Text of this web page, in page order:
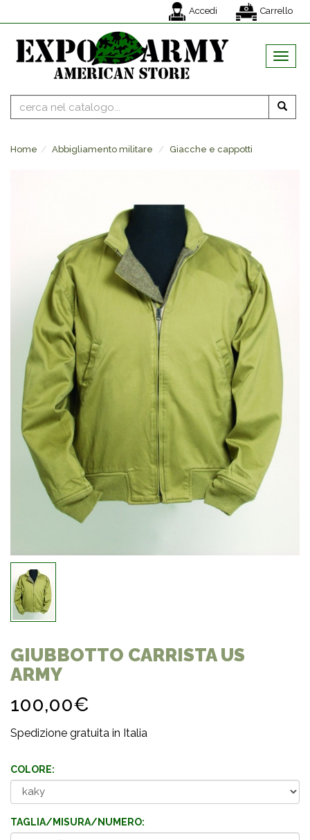
Accedi Carrello
MENU
Home Abbigliamento militare Giacche e cappotti
GIUBBOTTO CARRISTA US
ARMY
100,00€
Spedizione gratuita in Italia
COLORE:
TAGLIA/MISURA/NUMERO: